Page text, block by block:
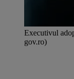
Executivul
gov.ro)